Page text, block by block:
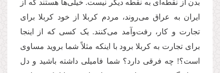
بدن از نقطه‌ای به نقطه دیگر نیست. خیلی‌ها هستند که از
ایران به عراق می‌روند، مردم کربلا از خود کربلا برای
تجارت و کار، رفت‌وآمد می‌کنند. یک کسی که از اینجا
برای تجارت به کربلا برود با اینکه مثلاً شما بروید مساوی
است؟! چه فرقی دارد؟ شما فامیلی داشته باشید و دل